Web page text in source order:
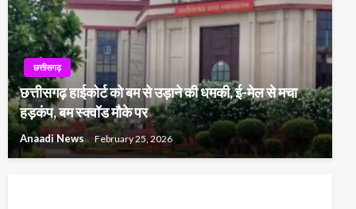
छत्तीसगढ़
छत्तीसगढ़ हाईकोर्ट को बम से उड़ाने की धमकी, ई-मेल से मचा
हड़कंप, बम स्क्वॉड मौके पर
Anaadi News February 25, 2026